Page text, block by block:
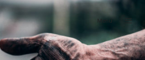
Menü